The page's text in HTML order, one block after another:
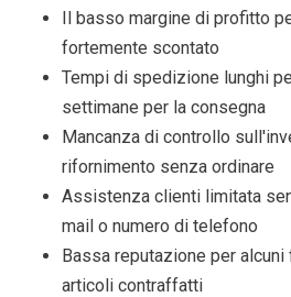
Il basso margine di profitto
fortemente scontato
Tempi di spedizione lunghi
settimane per la consegna
Mancanza di controllo
rifornimento senza ordinare
Assistenza clienti limitata
mail o numero di telefono
Bassa reputazione per
articoli contraffatti